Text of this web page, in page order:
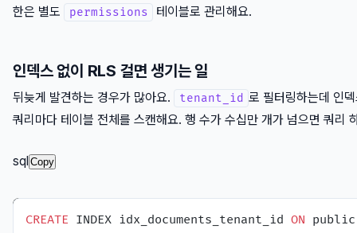
한은 별도 permissions 테이블로 관리해요.
인덱스 없이 RLS 걸면 생기는 일
뒤늦게 발견하는 경우가 많아요. tenant_id 로 필터링하는데 인
쿼리마다 테이블 전체를 스캔해요. 행 수가 수십만 개가 넘으면 쿼리
sql Copy
CREATE INDEX idx_documents_tenant_id ON